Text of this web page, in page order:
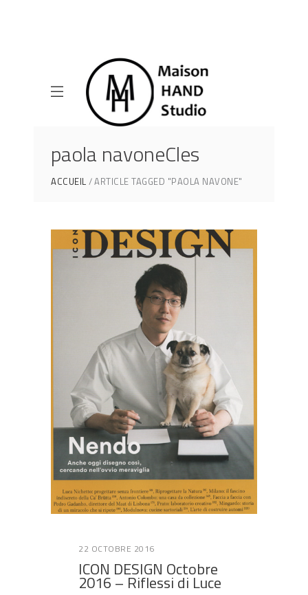
paola navoneCles
ACCUEIL ARTICLE TAGGED "PAOLA NAVONE"
22 OCTOBRE 2016
ICON DESIGN Octobre
2016 – Riflessi di Luce